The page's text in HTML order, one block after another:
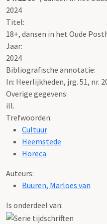
2024
Titel:
18+, dansen in het Oude
Jaar:
2024
Bibliografische annotatie:
In: Heerlijkheden, jrg. 51, nr.
Overige gegevens:
ill.
Trefwoorden:
Cultuur
Heemstede
Horeca
Auteurs:
Buuren, Marloes van
Is onderdeel van: